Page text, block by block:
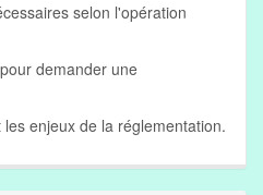
selon l'opération
demander une
enjeux de la réglementation.